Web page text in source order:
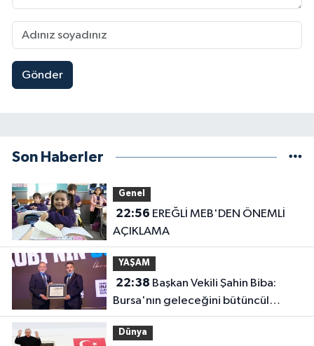
Gönder
Son Haberler
Genel
22:56
AÇIKLAMA
YAŞAM
22:38
Bursa'nın geleceğini bütüncül
anlayışla planlıyoruz
Dünya